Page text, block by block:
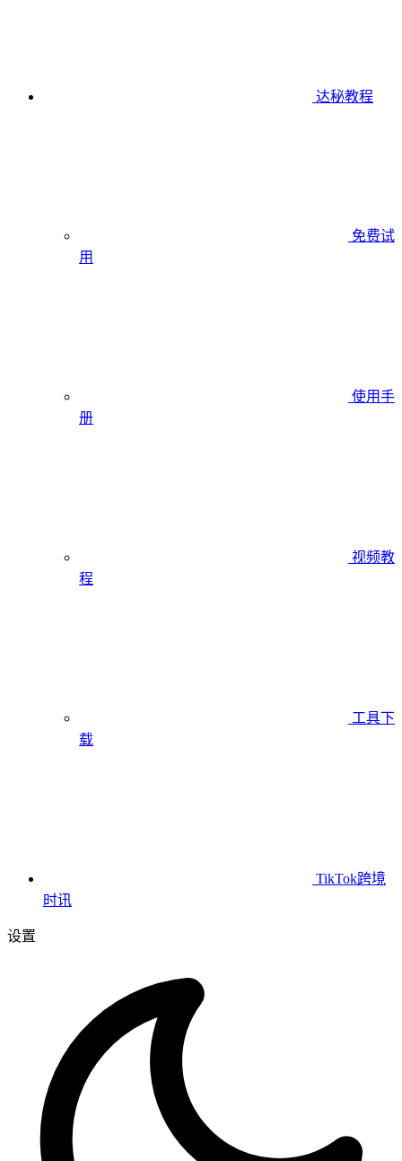
达秘教程
免费试
用
使用手
册
视频教
程
工具下
载
TikTok跨境
时讯
设置